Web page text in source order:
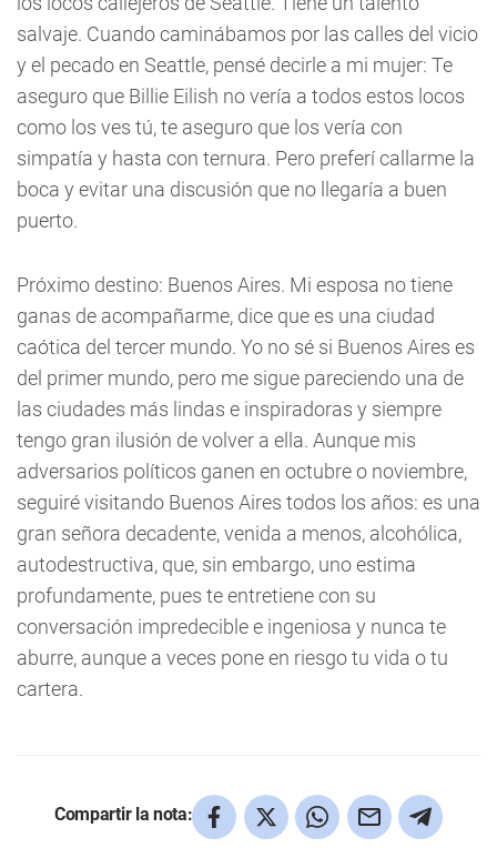
salvaje. Cuando caminábamos por las calles del vicio
y el pecado en Seattle, pensé decirle a mi mujer: Te
aseguro que Billie Eilish no vería a todos estos locos
como los ves tú, te aseguro que los vería con
simpatía y hasta con ternura. Pero preferí callarme la
boca y evitar una discusión que no llegaría a buen
puerto.
Próximo destino: Buenos Aires. Mi esposa no tiene
ganas de acompañarme, dice que es una ciudad
caótica del tercer mundo. Yo no sé si Buenos Aires es
del primer mundo, pero me sigue pareciendo una de
las ciudades más lindas e inspiradoras y siempre
tengo gran ilusión de volver a ella. Aunque mis
adversarios políticos ganen en octubre o noviembre,
seguiré visitando Buenos Aires todos los años: es una
gran señora decadente, venida a menos, alcohólica,
autodestructiva, que, sin embargo, uno estima
profundamente, pues te entretiene con su
conversación impredecible e ingeniosa y nunca te
aburre, aunque a veces pone en riesgo tu vida o tu
cartera.
Compartir la nota: